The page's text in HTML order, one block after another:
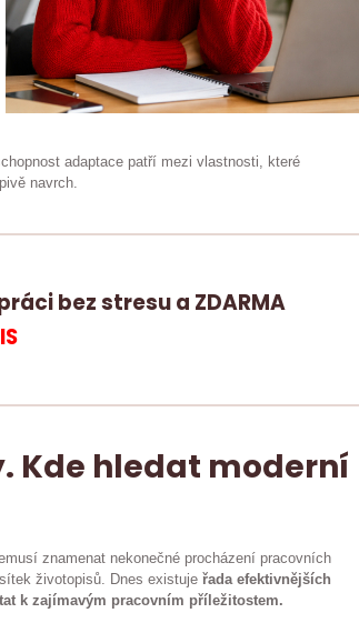
adaptace patří mezi vlastnosti, které
navrch.
bez stresu a ZDARMA
Kde hledat moderní
znamenat nekonečné procházení pracovních
životopisů. Dnes existuje řada efektivnějších
k zajímavým pracovním příležitostem.